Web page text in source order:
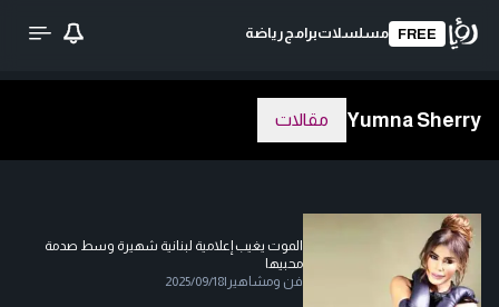
FREE مسلسلاتبرامج رياضة
Yumna Sherry مقالات
الموت يغيب إعلامية لبنانية شهيرة وسط صدمة
محبيها
فن ومشاهير |
2025/09/18